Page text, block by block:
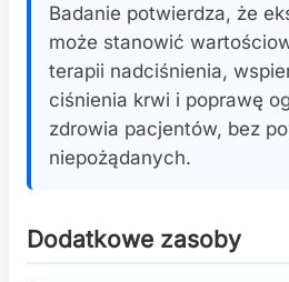
Badanie potwierdza, że
może stanowić
terapii nadciśnienia,
ciśnienia krwi i poprawę
zdrowia pacjentów, bez
niepożądanych.
Dodatkowe zasoby